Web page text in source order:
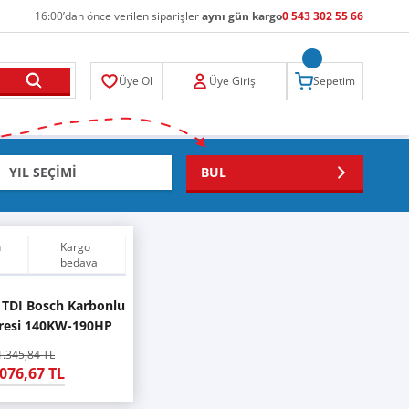
16:00’dan önce verilen siparişleraynı gün kargo0 543 302 55 66
Üye Ol Üye Girişi Sepetim
BUL
Kargo
bedava
Bosch Karbonlu
140KW-190HP
TL
TL